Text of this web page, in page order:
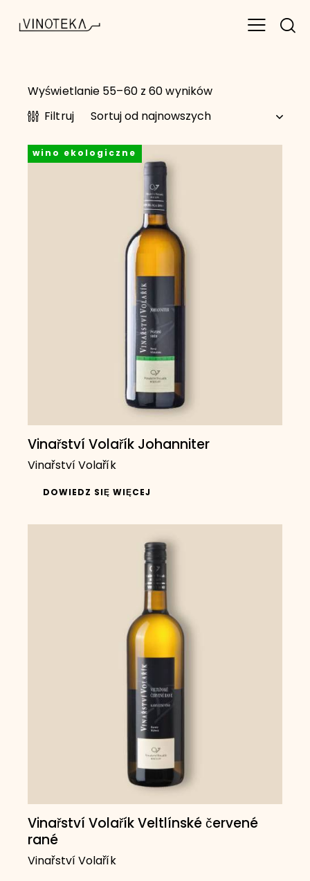
Wyświetlanie 55–60 z 60 wyników
Filtruj
wino ekologiczne
Vinařství Volařík Johanniter
Vinařství Volařík
DOWIEDZ SIĘ WIĘCEJ
Vinařství Volařík Veltlínské červené
rané
Vinařství Volařík